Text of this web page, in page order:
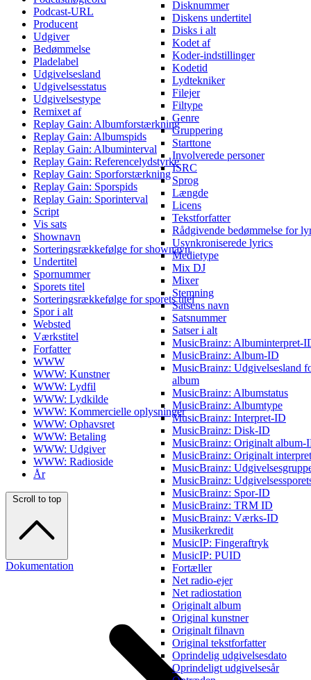
Disknummer
Diskens undertitel
Disks i alt
Kodet af
Koder-indstillinger
Kodetid
Lydtekniker
Filejer
Filtype
Genre
Gruppering
Starttone
Involverede personer
ISRC
Sprog
Længde
Licens
Tekstforfatter
Rådgivende bedømmelse for
Usynkroniserede lyrics
Medietype
Mix DJ
Mixer
Stemning
Satsens navn
Satsnummer
Satser i alt
MusicBrainz: Albuminterpret-
MusicBrainz: Album-ID
MusicBrainz: Udgivelsesland
album
MusicBrainz: Albumstatus
MusicBrainz: Albumtype
MusicBrainz: Interpret-ID
MusicBrainz: Disk-ID
MusicBrainz: Originalt album-
MusicBrainz: Originalt
MusicBrainz:
MusicBrainz:
MusicBrainz: Spor-ID
MusicBrainz: TRM ID
MusicBrainz: Værks-ID
Musikerkredit
MusicIP: Fingeraftryk
MusicIP: PUID
Fortæller
Net radio-ejer
Net radiostation
Originalt album
Original kunstner
Originalt filnavn
Original tekstforfatter
Oprindelig udgivelsesdato
Oprindeligt udgivelsesår
Podcast-URL
Producent
Udgiver
Bedømmelse
Pladelabel
Udgivelsesland
Udgivelsesstatus
Udgivelsestype
Remixet af
Replay Gain: Albumforstærkning
Replay Gain: Albumspids
Replay Gain: Albuminterval
Replay Gain: Referencelydstyrke
Replay Gain: Sporforstærkning
Replay Gain: Sporspids
Replay Gain: Sporinterval
Script
Vis sats
Shownavn
Sorteringsrækkefølge for shownavn
Undertitel
Spornummer
Sporets titel
Sorteringsrækkefølge for sporets titel
Spor i alt
Websted
Værkstitel
Forfatter
WWW
WWW: Kunstner
WWW: Lydfil
WWW: Lydkilde
WWW: Kommercielle oplysninger
WWW: Ophavsret
WWW: Betaling
WWW: Udgiver
WWW: Radioside
År
Scroll to top
Dokumentation